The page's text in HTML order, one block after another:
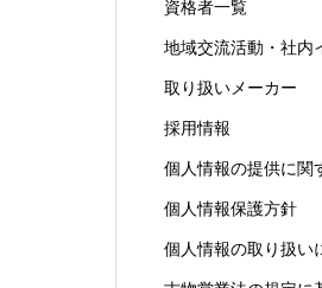
資格者一覧
地域交流活動・社内
取り扱いメーカー
採用情報
個人情報の提供に関
個人情報保護方針
個人情報の取り扱い